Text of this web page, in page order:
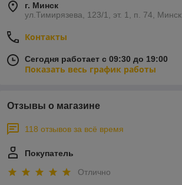
г. Минск
ул.Тимирязева, 123/1, эт. 1, п. 74,
Контакты
Сегодня работает с 09:30 до 19:00
Показать весь график работы
Отзывы о магазине
118 отзывов за всё время
Покупатель
Отлично